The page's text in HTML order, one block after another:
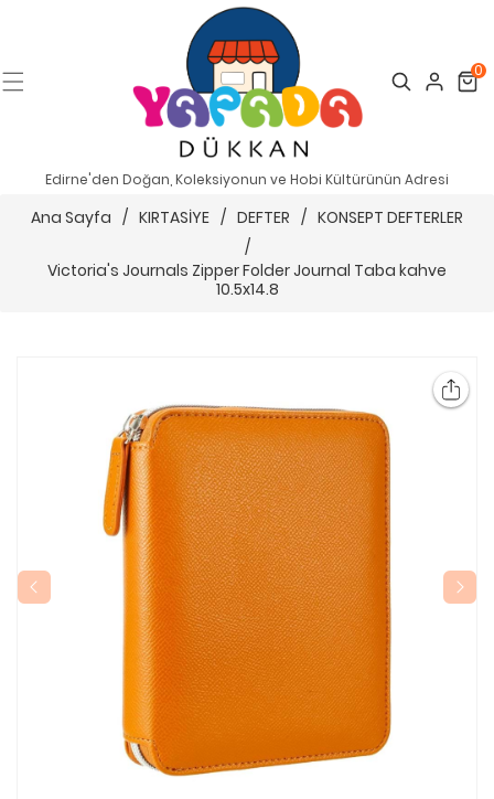
Search Cart
0
Edirne'den Doğan, Koleksiyonun ve Hobi Kültürünün Adresi
Ana Sayfa / KIRTASİYE / DEFTER / KONSEPT DEFTERLER
/
Victoria's Journals Zipper Folder Journal Taba kahve
10.5x14.8